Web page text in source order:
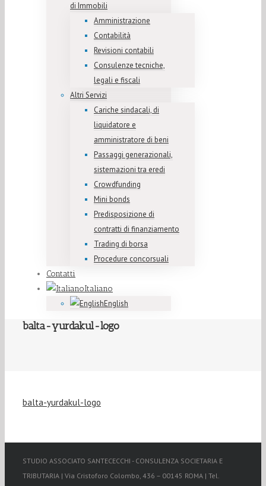
di Immobili
Amministrazione
Contabilità
Revisioni contabili
Consulenze tecniche,
legali e fiscali
Altri Servizi
Cariche sindacali, di
liquidatore e
amministratore di beni
Passaggi generazionali,
sistemazioni tra eredi
Crowdfunding
Mini bonds
Predisposizione di
contratti di finanziamento
Trading di borsa
Procedure concorsuali
Contatti
Italiano
English
balta-yurdakul-logo
balta-yurdakul-logo
STUDIO ASSOCIATO SANTECECCHI - CONSULENZA SOCIETARIA E
TRIBUTARIA | Via Cristoforo Colombo, 436 – 00145 ROMA | Tel.